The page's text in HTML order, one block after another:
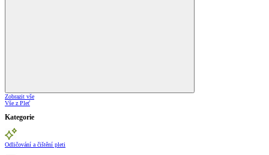
Zobrazit vše
Vše z Pleť
Kategorie
Odličování a čištění pleti